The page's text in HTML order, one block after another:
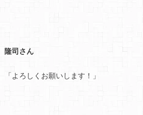
隆司さん
「よろしくお願いします！」